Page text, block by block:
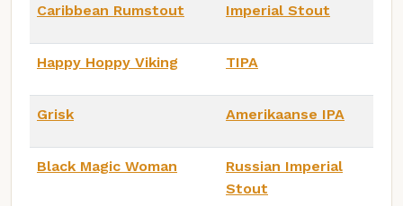
Caribbean Rumstout Imperial Stout
Happy Hoppy Viking TIPA
Grisk Amerikaanse IPA
Black Magic Woman
Russian Imperial
Stout